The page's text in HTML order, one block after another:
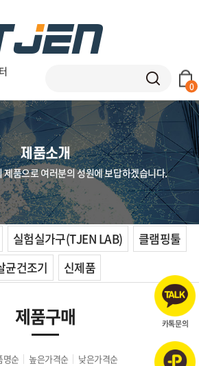
0
제품소개
제품으로 여러분의 성원에 보답하겠습니다.
실험실가구(TJEN LAB)
클램핑툴
균건조기
신제품
제품구매
명순 높은가격순 낮은가격순
카톡문의